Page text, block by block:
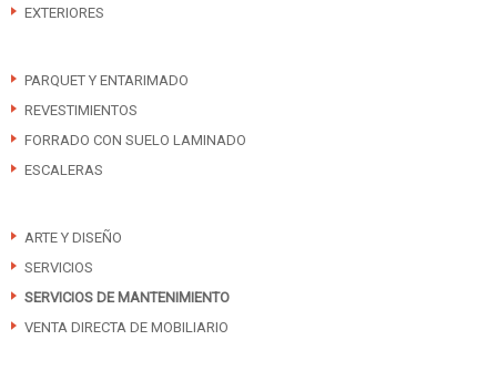
EXTERIORES
PARQUET Y ENTARIMADO
REVESTIMIENTOS
FORRADO CON SUELO LAMINADO
ESCALERAS
ARTE Y DISEÑO
SERVICIOS
SERVICIOS DE MANTENIMIENTO
VENTA DIRECTA DE MOBILIARIO